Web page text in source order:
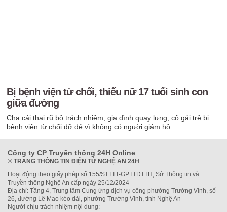
Bị bệnh viện từ chối, thiếu nữ 17 tuổi sinh con
giữa đường
Cha cái thai rũ bỏ trách nhiệm, gia đình quay lưng, cô gái trẻ bị
bệnh viện từ chối đỡ đẻ vì không có người giám hộ.
Công ty CP Truyền thông 24H Online
® TRANG THÔNG TIN ĐIỆN TỬ NGHỆ AN 24H
Hoạt động theo giấy phép số 155/STTTT-GPTTĐTTH, Sở Thông tin và
Truyền thông Nghệ An cấp ngày 25/12/2024
Địa chỉ: Tầng 4, Trung tâm Cung ứng dịch vụ công phường Trường Vinh, số
26, đường Lê Mao kéo dài, phường Trường Vinh, tỉnh Nghệ An
Người chịu trách nhiệm nội dung: